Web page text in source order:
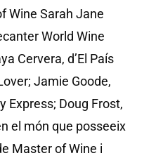
Wine Sarah Jane
World Wine
Cervera, d’El País
Jamie Goode,
Express; Doug Frost,
el món que posseeix
Master of Wine i